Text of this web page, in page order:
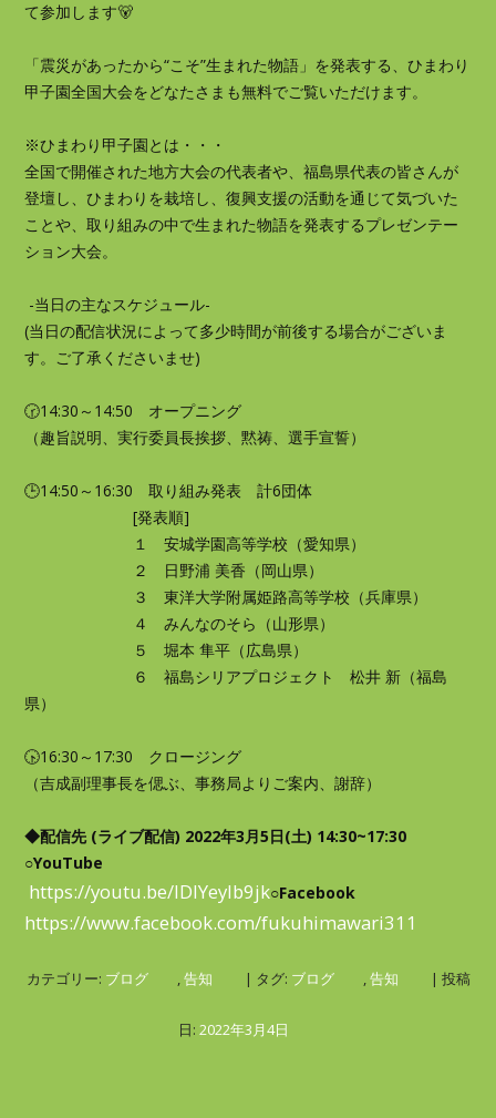
て参加します🐻
「震災があったから“こそ”生まれた物語」を発表する、ひまわり
甲子園全国大会をどなたさまも無料でご覧いただけます。
※ひまわり甲子園とは・・・
全国で開催された地方大会の代表者や、福島県代表の皆さんが
登壇し、ひまわりを栽培し、復興支援の活動を通じて気づいた
ことや、取り組みの中で生まれた物語を発表するプレゼンテー
ション大会。
-当日の主なスケジュール-
(当日の配信状況によって多少時間が前後する場合がございま
す。ご了承くださいませ)
🕝14:30～14:50 オープニング
（趣旨説明、実行委員長挨拶、黙祷、選手宣誓）
🕒14:50～16:30 取り組み発表 計6団体
[発表順]
１ 安城学園高等学校（愛知県）
２ 日野浦 美香（岡山県）
３ 東洋大学附属姫路高等学校（兵庫県）
４ みんなのそら（山形県）
５ 堀本 隼平（広島県）
６ 福島シリアプロジェクト 松井 新（福島
県）
🕟16:30～17:30 クロージング
（吉成副理事長を偲ぶ、事務局よりご案内、謝辞）
◆配信先 (ライブ配信) 2022年3月5日(土) 14:30~17:30
○YouTube
https://youtu.be/IDIYeylb9jk○Facebook
https://www.facebook.com/fukuhimawari311
カテゴリー: ブログ ,告知 | タグ: ブログ ,告知 | 投稿
日: 2022年3月4日